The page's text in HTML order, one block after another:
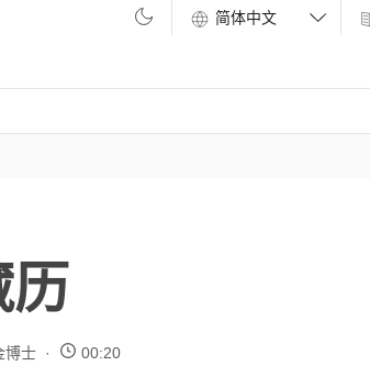
历
博士 00:20